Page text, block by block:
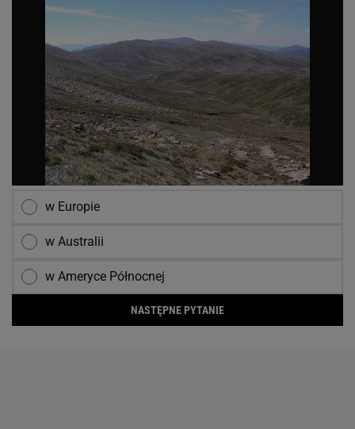
w Europie
w Australii
w Ameryce Północnej
NASTĘPNE PYTANIE